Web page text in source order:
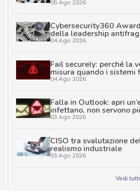
05 Ago 2026
Cybersecurity360
della leadership
04 Ago 2026
Fail securely: perché la
misura quando i sistemi
04 Ago 2026
Falla in Outlook: apri
infettano, non servono
03 Ago 2026
CISO tra svalutazione
realismo industriale
03 Ago 2026
Vedi